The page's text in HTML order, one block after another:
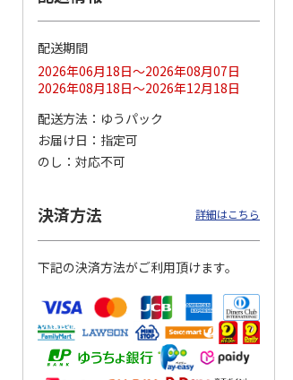
ドジャース 大谷翔
平 日本人最多53試
合連続出塁記念 シ
ル…
17,000円
(送料・税込)
谷翔平 2026 NL 3・
4月投手…
配送期間
2026年06月18日～2026年08月07日
2026年08月18日～2026年12月18日
配送方法
ゆうパック
お届け日
指定可
のし
対応不可
決済方法 詳細はこちら
下記の決済方法がご利用頂けます。